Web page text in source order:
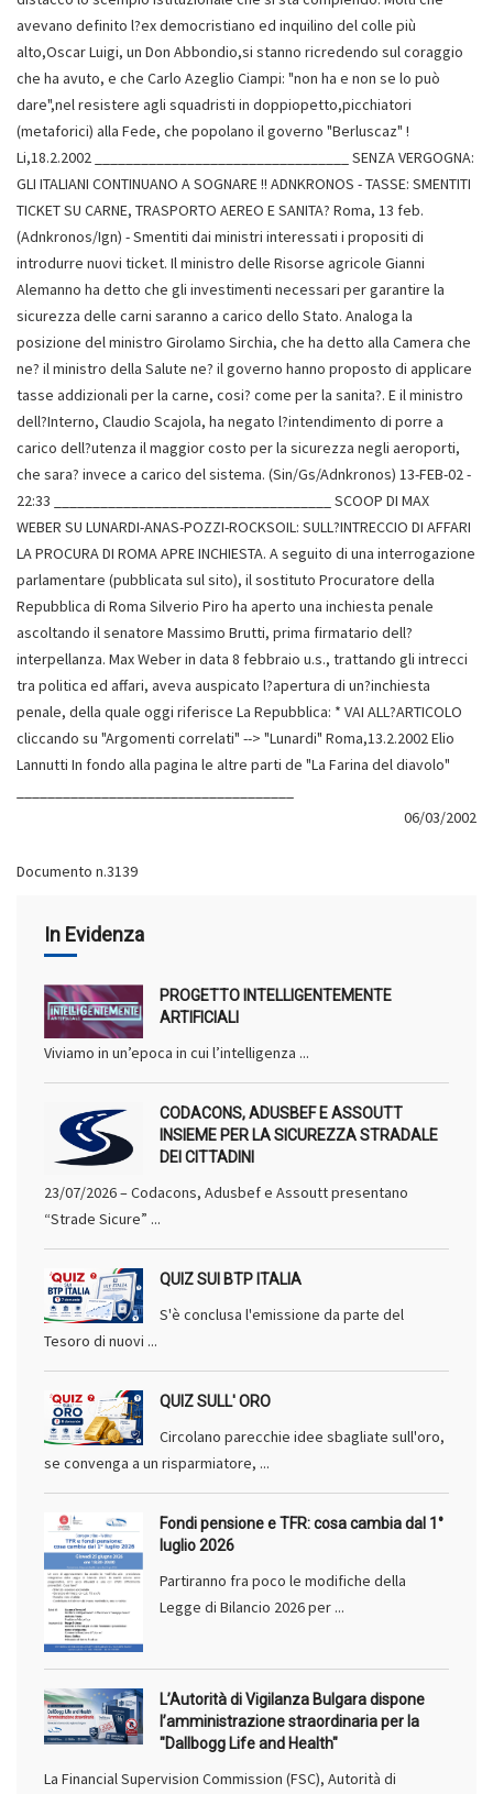
06/03/2002
Documento n.3139
In Evidenza
PROGETTO INTELLIGENTEMENTE
ARTIFICIALI
Viviamo in un’epoca in cui l’intelligenza ...
CODACONS, ADUSBEF E ASSOUTT
INSIEME PER LA SICUREZZA STRADALE
DEI CITTADINI
23/07/2026 – Codacons, Adusbef e Assoutt presentano
“Strade Sicure” ...
QUIZ SUI BTP ITALIA
S'è conclusa l'emissione da parte del
Tesoro di nuovi ...
QUIZ SULL' ORO
Circolano parecchie idee sbagliate sull'oro,
se convenga a un risparmiatore, ...
Fondi pensione e TFR: cosa cambia dal 1°
luglio 2026
Partiranno fra poco le modifiche della
Legge di Bilancio 2026 per ...
L’Autorità di Vigilanza Bulgara dispone
l’amministrazione straordinaria per la
"Dallbogg Life and Health"
La Financial Supervision Commission (FSC), Autorità di